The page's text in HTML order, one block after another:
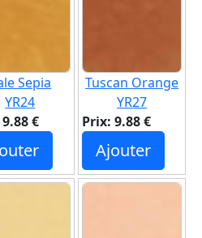
Sepia
YR24
€
Tuscan Orange
YR27
Prix: 9.88 €
Ajouter